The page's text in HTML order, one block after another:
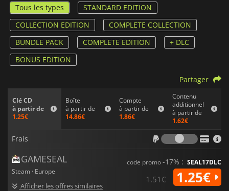
Tous les types
STANDARD EDITION
COLLECTION EDITION
COMPLETE COLLECTION
BUNDLE PACK
COMPLETE EDITION
+ DLC
BONUS EDITION
Clé CD
à partir de
1.25€
Boîte
à partir de
14.86€
Compte
à partir de
1.86€
Contenu
additionnel
à partir de
1.62€
Partager
Frais
Frais
GAMESEAL
Steam · Europe
Afficher les offres similaires
code promo-17% : SEAL17DLC
1.51€ 1.25€